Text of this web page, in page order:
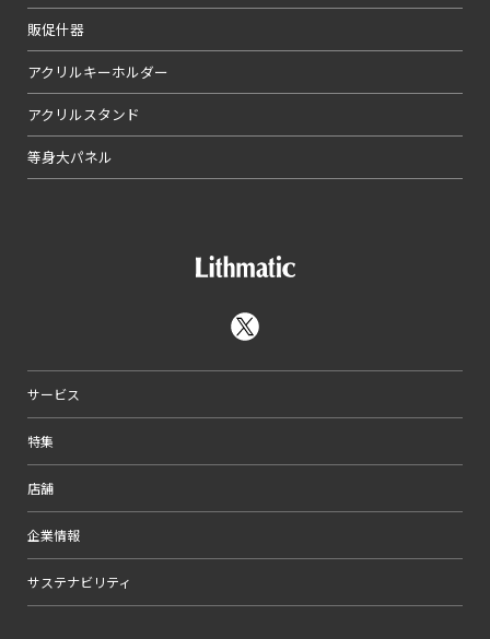
販促什器
アクリルキーホルダー
アクリルスタンド
等身大パネル
サービス
特集
店舗
企業情報
サステナビリティ